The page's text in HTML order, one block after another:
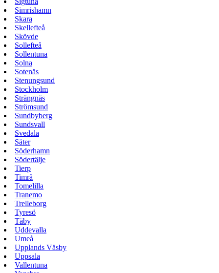
Simrishamn
Skara
Skellefteå
Skövde
Sollefteå
Sollentuna
Solna
Sotenäs
Stenungsund
Stockholm
Strängnäs
Strömsund
Sundbyberg
Sundsvall
Svedala
Säter
Söderhamn
Södertälje
Tierp
Timrå
Tomelilla
Tranemo
Trelleborg
Tyresö
Täby
Uddevalla
Umeå
Upplands Väsby
Uppsala
Vallentuna